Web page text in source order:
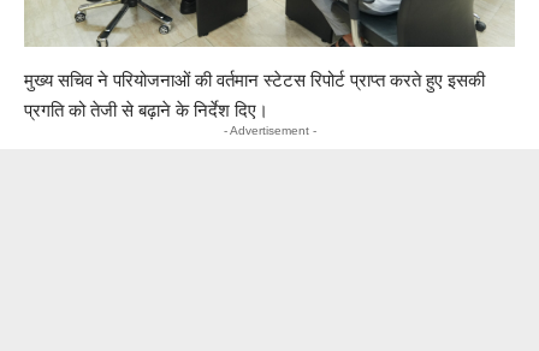
मुख्य सचिव ने परियोजनाओं की वर्तमान स्टेटस रिपोर्ट प्राप्त करते हुए इसकी
प्रगति को तेजी से बढ़ाने के निर्देश दिए।
- Advertisement -